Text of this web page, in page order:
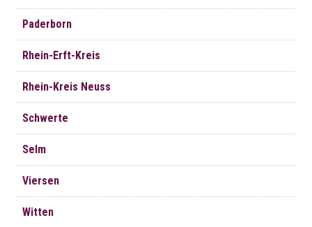
Paderborn
Rhein-Erft-Kreis
Rhein-Kreis Neuss
Schwerte
Selm
Viersen
Witten